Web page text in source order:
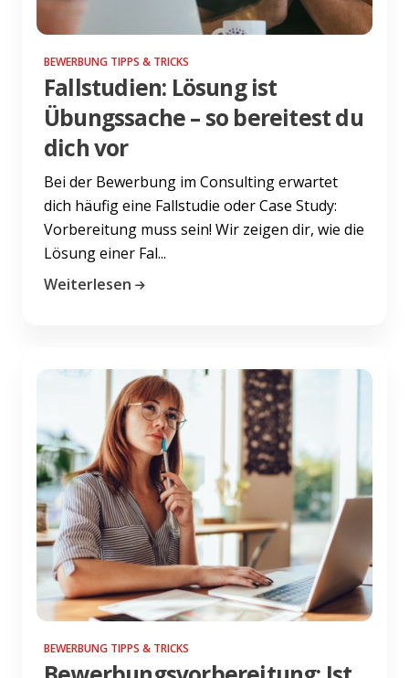
BEWERBUNG TIPPS & TRICKS
Fallstudien: Lösung ist
Übungssache – so bereitest du
dich vor
Bei der Bewerbung im Consulting erwartet
dich häufig eine Fallstudie oder Case Study:
Vorbereitung muss sein! Wir zeigen dir, wie die
Lösung einer Fal...
Weiterlesen
BEWERBUNG TIPPS & TRICKS